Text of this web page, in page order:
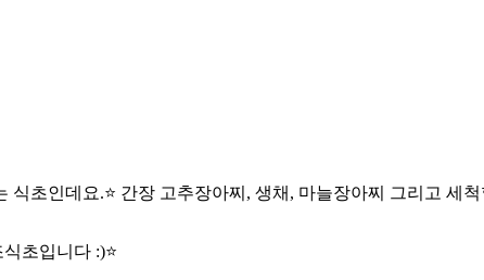
초인데요.⭐️ 간장 고추장아찌, 생채, 마늘장아찌 그리고 세
초입니다 :)⭐️